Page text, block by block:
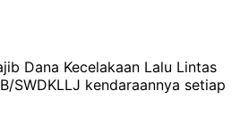
Dana Kecelakaan Lalu Lintas
SWDKLLJ kendaraannya setiap